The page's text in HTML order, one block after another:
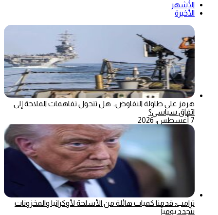
الأشهر
الأخيرة
هرمز على طاولة التفاوض.. هل تتحول تفاهمات الملاحة إلى
اتفاق سياسي؟
7 أغسطس، 2026
ترامب: قدمنا كميات هائلة من الأسلحة لأوكرانيا والمخزونات
تتجدد يومياً